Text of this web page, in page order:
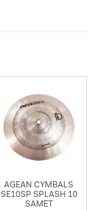
AGEAN CYMBALS
SE10SP SPLASH 10
SAMET